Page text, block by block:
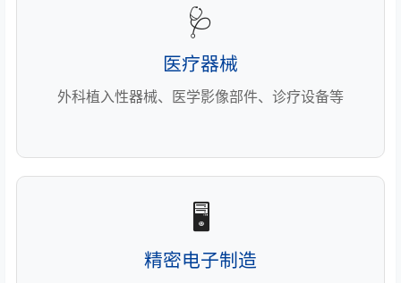
🩺
医疗器械
外科植入性器械、医学影像部件、诊疗设备等
🖥️
精密电子制造